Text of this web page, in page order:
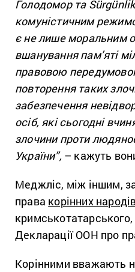
Голодомор та
комуністичним
є не лише моральним
вшанування пам’яті
правовою
повторення таких
забезпечення
осіб, які сьогодні
злочини проти
України”,– кажуть
Меджліс, між іншим,
права корінних
кримськотатарського,
Декларації ООН про
Корінними вважають